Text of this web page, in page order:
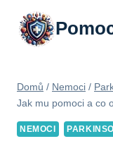
Přeskočit
obsah
Domů / Nemoci /
Jak mu pomoci a co
NEMOCI